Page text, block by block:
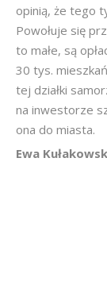
opinią, że tego
Powołuje się
to małe, są
30 tys.
tej działki
na inwestorze
ona do miasta.
Ewa